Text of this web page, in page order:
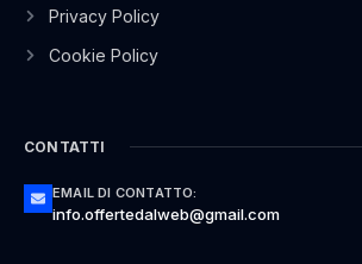
Privacy Policy
Cookie Policy
CONTATTI
EMAIL DI CONTATTO:
info.offertedalweb@gmail.com